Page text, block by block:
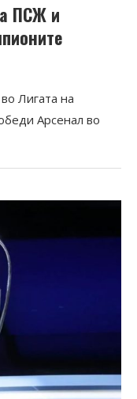
ПСЖ и
Лигата на
Арсенал во